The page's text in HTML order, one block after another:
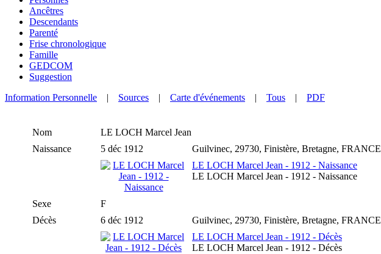
Ancêtres
Descendants
Parenté
Frise chronologique
Famille
GEDCOM
Suggestion
Information Personnelle | Sources | Carte d'événements | Tous | PDF
Nom LE LOCH Marcel Jean
Naissance
5 déc 1912 Guilvinec, 29730, Finistère, Bretagne, FRANCE
LE LOCH Marcel Jean - 1912 - Naissance
LE LOCH Marcel Jean - 1912 - Naissance
Sexe
F
Décès
6 déc 1912 Guilvinec, 29730, Finistère, Bretagne, FRANCE
LE LOCH Marcel Jean - 1912 - Décès
LE LOCH Marcel Jean - 1912 - Décès